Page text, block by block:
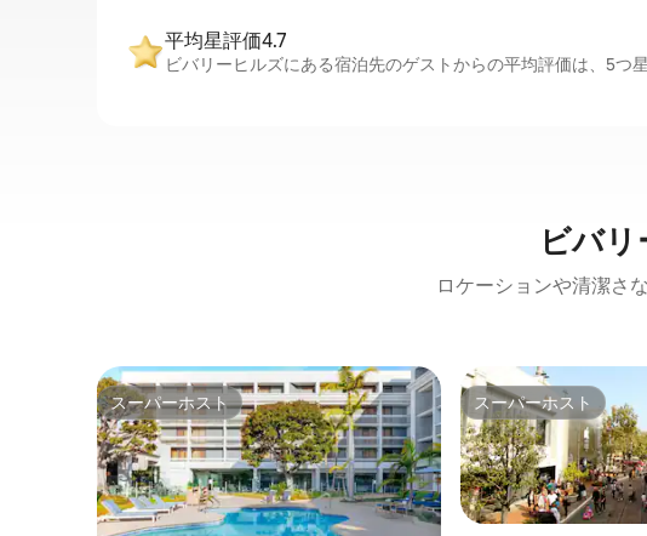
平均星評価4.7
ビバリーヒルズにある宿泊先のゲストからの平均評価は、5つ
ビバ
ロケーションや清潔さ
スーパーホスト
スーパーホスト スーパーホスト
スーパーホスト